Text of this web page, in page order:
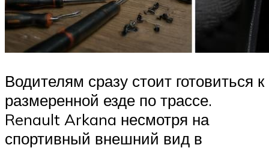
Водителям сразу стоит готовиться к
размеренной езде по трассе.
Renault Arkana несмотря на
спортивный внешний вид в